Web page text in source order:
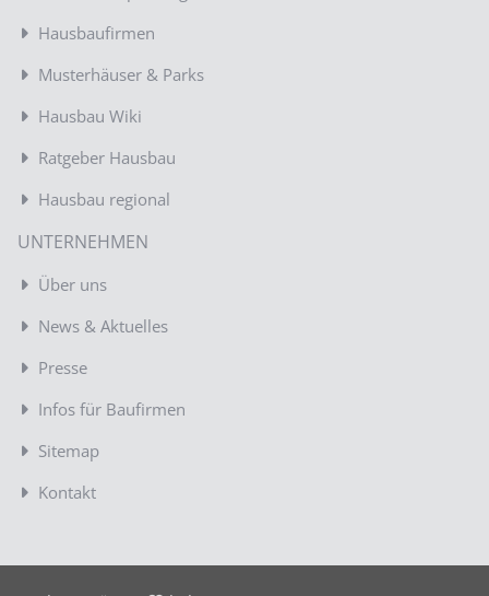
Hausbaufirmen
Musterhäuser & Parks
Hausbau Wiki
Ratgeber Hausbau
Hausbau regional
UNTERNEHMEN
Über uns
News & Aktuelles
Presse
Infos für Baufirmen
Sitemap
Kontakt